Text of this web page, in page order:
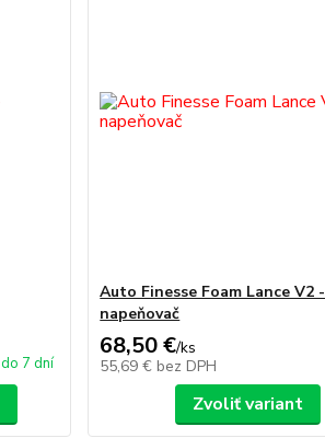
do 7 dní
Auto Finesse Foam Lance V2 -
napeňovač
68,50 €/ks
55,69 € bez DPH
Zvoliť variant